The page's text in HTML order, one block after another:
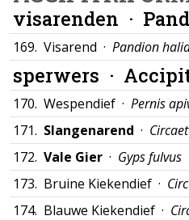
visarenden ·
169. Visarend · Pandion
sperwers ·
170. Wespendief · Pernis
171. Slangenarend ·
172. Vale Gier · Gyps fulvus
173. Bruine Kiekendief ·
174. Blauwe Kiekendief ·